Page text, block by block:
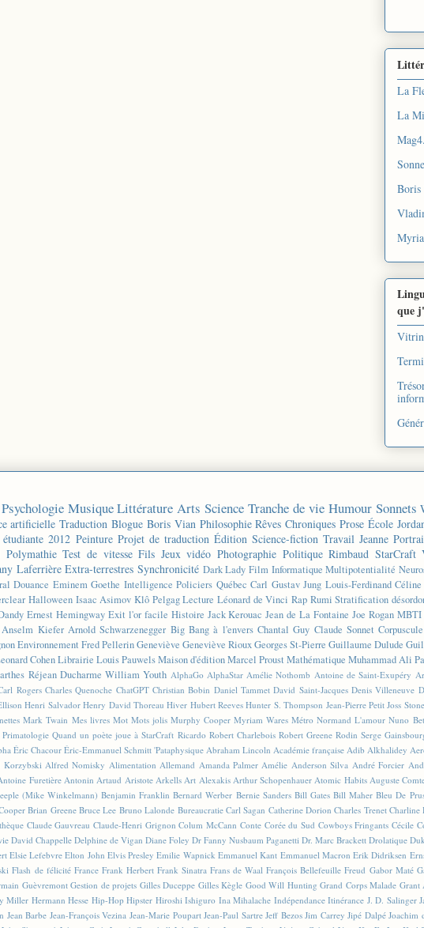
La
La
Boris
que
Psychologie Musique Littérature Arts Science Tranche de vie Humour Sonnets
artificielle Traduction Blogue Boris Vian Philosophie Rêves Chroniques Prose École
2012 Peinture Projet de traduction Édition Science-fiction Travail Jeanne
Polymathie Test de vitesse Fils Jeux vidéo Photographie Politique Rimbaud StarCraft
Laferrière Extra-terrestres Synchronicité Dark Lady Film Informatique Multipotentialité
Douance Eminem Goethe Intelligence Policiers Québec Carl Gustav Jung Louis-Ferdinand Céline
Halloween Isaac Asimov Klô Pelgag Lecture Léonard de Vinci Rap Rumi Stratification
Ernest Hemingway Exit l'or facile Histoire Jack Kerouac Jean de La Fontaine Joe Rogan MBTI
Anselm Kiefer Arnold Schwarzenegger Big Bang à l'envers Chantal Guy Claude Sonnet Corpuscule
Environnement Fred PellerinGeneviève Geneviève RiouxGeorges St-Pierre Guillaume Dulude
CohenLibrairie Louis PauwelsMaison d'éditionMarcel Proust Mathématique Muhammad Ali
Réjean Ducharme William Youth AlphaGo AlphaStar Amélie Nothomb Antoine de Saint-Exupéry
Rogers Charles Quenoche ChatGPT Christian Bobin Daniel Tammet David Saint-Jacques Denis Villeneuve
Henri Salvador Henry David Thoreau Hiver Hubert Reeves Hunter S. Thompson Jean-Pierre Petit Joss Stone
Mark Twain Mes livres Mot Mots jolis Murphy Cooper Myriam Wares Métro Normand L'amour Nuno
Primatologie Quand un poète joue à StarCraft Ricardo Robert Charlebois Robert Greene Rodin Serge
Éric Chacour Éric-Emmanuel Schmitt 'Pataphysique Abraham Lincoln Académie française Adib Alkhalidey
Korzybski Alfred Nomisky Alimentation Allemand Amanda Palmer Amélie Anderson Silva André Forcier
Furetière Antonin Artaud Aristote Arkells Art Alexakis Arthur Schopenhauer Atomic Habits Auguste
(Mike Winkelmann) Benjamin Franklin Bernard Werber Bernie Sanders Bill Gates Bill Maher Bleu De
Brian Greene Bruce Lee Bruno Lalonde Bureaucratie Carl Sagan Catherine Dorion Charles Trenet Charline
Claude Gauvreau Claude-Henri Grignon Colum McCann Conte Corée du Sud Cowboys Fringants Cécile
David Chappelle Delphine de Vigan Diane Foley Dr Fanny Nusbaum Paganetti Dr. Marc Brackett Drolatique
Elsie Lefebvre Elton John Elvis Presley Emilie Wapnick Emmanuel Kant Emmanuel Macron Erik Didriksen
Flash de félicité France Frank Herbert Frank Sinatra Frans de Waal François Bellefeuille Freud Gabor Maté
Guèvremont Gestion de projets Gilles Duceppe Gilles Kègle Good Will Hunting Grand Corps Malade Grant
Miller Hermann Hesse Hip-Hop Hipster Hiroshi Ishiguro Ina Mihalache Indépendance Itinérance J. D. Salinger
Jean Barbe Jean-François Vezina Jean-Marie Poupart Jean-Paul Sartre Jeff Bezos Jim Carrey Jipé Dalpé Joachim